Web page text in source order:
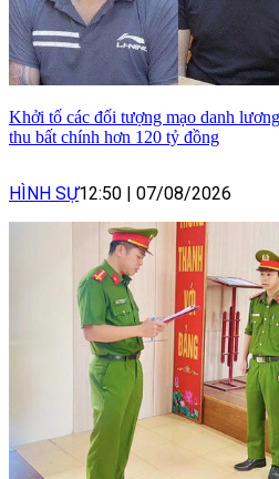
Khởi tố các đối tượng mạo danh
thu bất chính hơn 120 tỷ đồng
HÌNH SỰ12:50 | 07/08/2026